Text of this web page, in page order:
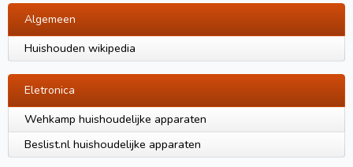
Algemeen
Huishouden wikipedia
Eletronica
Wehkamp huishoudelijke apparaten
Beslist.nl huishoudelijke apparaten